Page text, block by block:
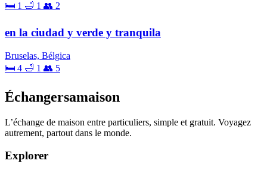
🛏 1 🛁 1 👥 2
en la ciudad y verde y tranquila
Bruselas, Bélgica
🛏 4 🛁 1 👥 5
Échangersamaison
L’échange de maison entre particuliers, simple et gratuit. Voyagez
autrement, partout dans le monde.
Explorer